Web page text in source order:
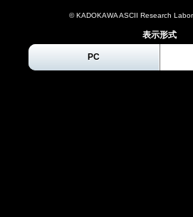
© KADOKAWA ASCII Research
表示形式
PC